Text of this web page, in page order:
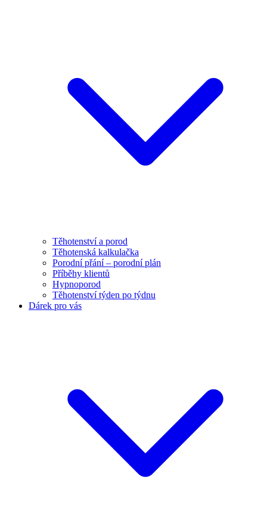
Těhotenství a porod
Těhotenská kalkulačka
Porodní přání – porodní plán
Příběhy klientů
Hypnoporod
Těhotenství týden po týdnu
Dárek pro vás